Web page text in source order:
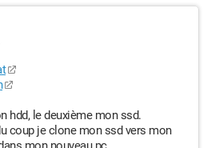
hdd, le deuxième mon ssd.
coup je clone mon ssd vers mon